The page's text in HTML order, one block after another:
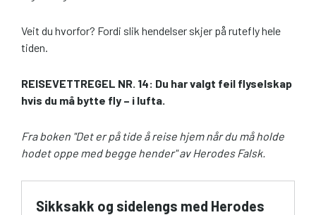
Veit du hvorfor? Fordi slik hendelser skjer på rutefly hele
tiden.
REISEVETTREGEL NR. 14: Du har valgt feil flyselskap
hvis du må bytte fly – i lufta.
Fra boken "Det er på tide å reise hjem når du må holde
hodet oppe med begge hender" av Herodes Falsk.
Sikksakk og sidelengs med Herodes